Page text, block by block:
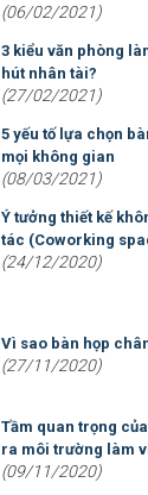
(06/02/2021)
3 kiểu văn phòng
hút nhân tài?
(27/02/2021)
5 yếu tố lựa chọn
mọi không gian
(08/03/2021)
Ý tưởng thiết kế
tác (Coworking
(24/12/2020)
Vì sao bàn họp
(27/11/2020)
Tầm quan trọng
ra môi trường làm
(09/11/2020)